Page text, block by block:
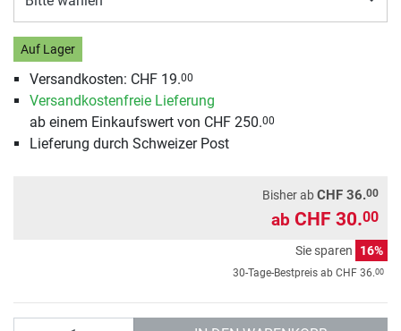
Auf Lager
Versandkosten: CHF 19.00
Versandkostenfreie Lieferung
ab einem Einkaufswert von CHF 250.00
Lieferung durch Schweizer Post
Bisher abCHF 36.00
ab CHF 30.00
Sie sparen 16%
30-Tage-Bestpreis ab CHF 36.00